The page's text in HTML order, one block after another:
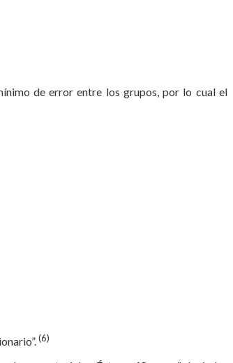
de error entre los grupos, por lo cual el
(6)